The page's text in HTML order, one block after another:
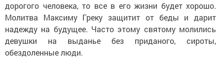
дорогого человека, то все в его жизни будет хорошо.
Молитва Максиму Греку защитит от беды и дарит
надежду на будущее. Часто этому святому молились
девушки на выданье без приданого, сироты,
обездоленные люди.